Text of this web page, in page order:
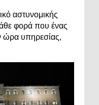
αστυνομικής
φορά που ένας
ώρα υπηρεσίας,